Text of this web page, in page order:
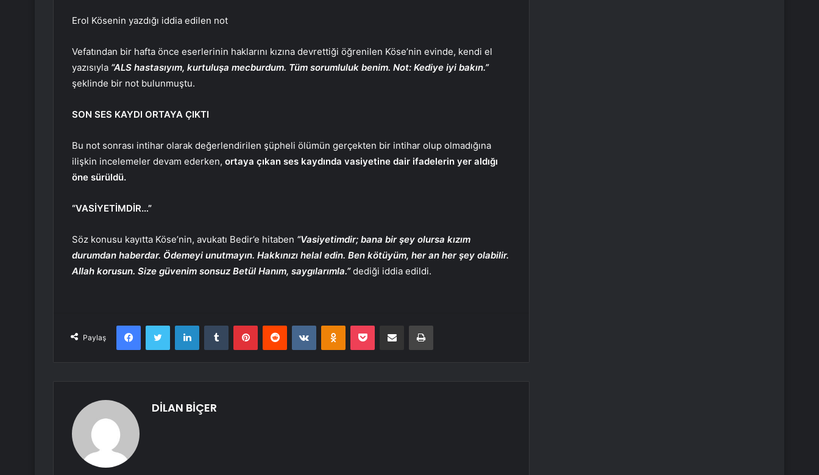
Erol Kösenin yazdığı iddia edilen not
Vefatından bir hafta önce eserlerinin haklarını kızına devrettiği öğrenilen Köse’nin evinde, kendi el
yazısıyla “ALS hastasıyım, kurtuluşa mecburdum. Tüm sorumluluk benim. Not: Kediye iyi bakın.”
şeklinde bir not bulunmuştu.
SON SES KAYDI ORTAYA ÇIKTI
Bu not sonrası intihar olarak değerlendirilen şüpheli ölümün gerçekten bir intihar olup olmadığına
ilişkin incelemeler devam ederken, ortaya çıkan ses kaydında vasiyetine dair ifadelerin yer aldığı
öne sürüldü.
“VASİYETİMDİR…”
Söz konusu kayıtta Köse’nin, avukatı Bedir’e hitaben “Vasiyetimdir; bana bir şey olursa kızım
durumdan haberdar. Ödemeyi unutmayın. Hakkınızı helal edin. Ben kötüyüm, her an her şey olabilir.
Allah korusun. Size güvenim sonsuz Betül Hanım, saygılarımla.”dediği iddia edildi.
Paylaş
FacebookTwitter LinkedInTumblr PinterestReddit VKontakteOdnoklassniki
Pocket E-Posta ile paylaş Yazdır
DİLAN BİÇER